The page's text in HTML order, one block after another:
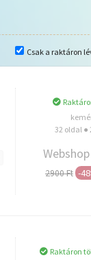
Csak a raktáron
32 oldal ●
2900 Ft -
Raktáron